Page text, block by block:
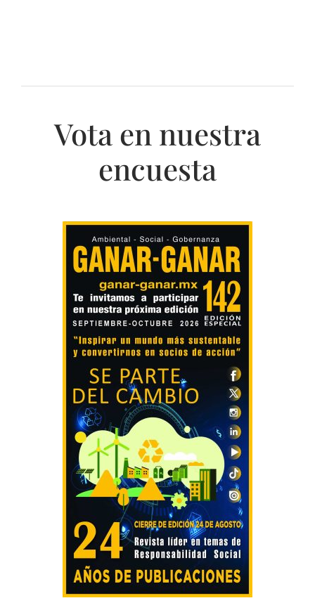
Vota en nuestra
encuesta